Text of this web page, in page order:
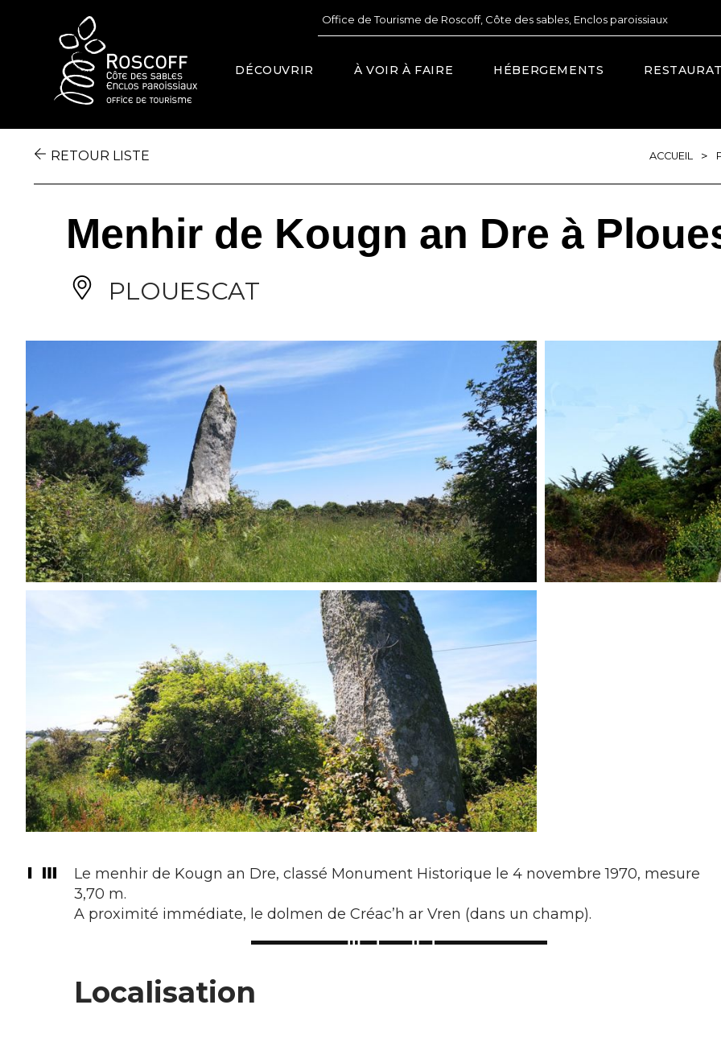
Office de Tourisme de Roscoff, Côte des sables, Enclos paroissiaux
DÉCOUVRIR À VOIR À FAIRE HÉBERGEMENTS
RETOUR LISTE ACCUEIL >
Menhir de Kougn an Dre à
PLOUESCAT
Le menhir de Kougn an Dre, classé Monument Historique le 4 novembre 1970, mesure
3,70 m.
A proximité immédiate, le dolmen de Créac’h ar Vren (dans un champ).
Localisation